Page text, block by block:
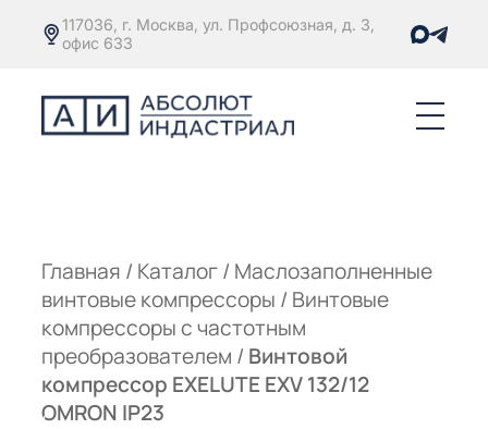
117036, г. Москва, ул. Профсоюзная, д. 3,
офис 633
Главная / Каталог/ Маслозаполненные
винтовые компрессоры / Винтовые
компрессоры с частотным
преобразователем / Винтовой
компрессор EXELUTE EXV 132/12
OMRON IP23
С